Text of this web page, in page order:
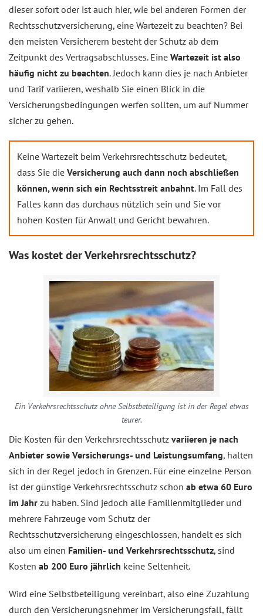
dieser sofort oder ist auch hier, wie bei anderen Formen der
Rechtsschutzversicherung, eine Wartezeit zu beachten? Bei
den meisten Versicherern besteht der Schutz ab dem
Zeitpunkt des Vertragsabschlusses. Eine Wartezeit ist also
häufig nicht zu beachten. Jedoch kann dies je nach Anbieter
und Tarif variieren, weshalb Sie einen Blick in die
Versicherungsbedingungen werfen sollten, um auf Nummer
sicher zu gehen.
Keine Wartezeit beim Verkehrsrechtsschutz bedeutet,
dass Sie die Versicherung auch dann noch abschließen
können, wenn sich ein Rechtsstreit anbahnt. Im Fall des
Falles kann das durchaus nützlich sein und Sie vor
hohen Kosten für Anwalt und Gericht bewahren.
Was kostet der Verkehrsrechtsschutz?
Ein Verkehrsrechtsschutz ohne Selbstbeteiligung ist in der Regel etwas
teurer.
Die Kosten für den Verkehrsrechtsschutz variieren je nach
Anbieter sowie Versicherungs- und Leistungsumfang, halten
sich in der Regel jedoch in Grenzen. Für eine einzelne Person
ist der günstige Verkehrsrechtsschutz schon ab etwa 60 Euro
im Jahr zu haben. Sind jedoch alle Familienmitglieder und
mehrere Fahrzeuge vom Schutz der
Rechtsschutzversicherung eingeschlossen, handelt es sich
also um einen Familien- und Verkehrsrechtsschutz, sind
Kosten ab 200 Euro jährlich keine Seltenheit.
Wird eine Selbstbeteiligung vereinbart, also eine Zuzahlung
durch den Versicherungsnehmer im Versicherungsfall, fällt